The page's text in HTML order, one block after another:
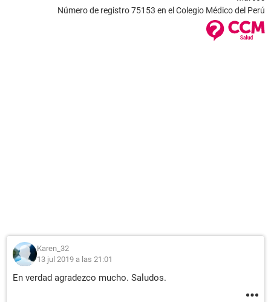
Número de registro 75153 en el Colegio Médico del Perú
Karen_32
13 jul 2019 a las 21:01
En verdad agradezco mucho. Saludos.